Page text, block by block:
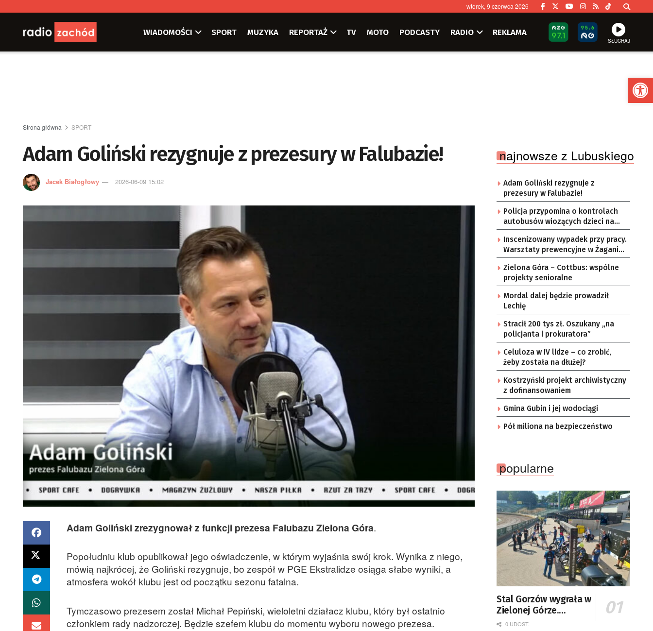
wtorek, 9 czerwca 2026
WIADOMOŚCI SPORT MUZYKA REPORTAŻ TV MOTO PODCASTY RADIO REKLAMA
SŁUCHAJ
Strona główna SPORT
Adam Goliński rezygnuje z prezesury w Falubazie!
Jacek Białogłowy 2026-06-09 15:02
Adam Goliński zrezygnował z funkcji prezesa Falubazu Zielona Góra.
Popołudniu klub opublikował jego oświadczenie, w którym wyjaśnia swój krok. Wynika z niego,
mówią najkrócej, że Goliński rezygnuje, bo zespół w PGE Ekstralidze osiąga słabe wyniki, a
atmosfera wokół klubu jest od początku sezonu fatalna.
Tymczasowo prezesem został Michał Pepiński, wieloletni działacz klubu, który był ostatnio
członkiem rady nadzorczej. Będzie szefem klubu do momentu wyboru nowego prezesa.
najnowsze z Lubuskiego
Adam Goliński rezygnuje z
prezesury w Falubazie!
Policja przypomina o kontrolach
autobusów wiozących dzieci na
kolonie
Inscenizowany wypadek przy pracy.
Warsztaty prewencyjne w Żaganiu
[ZDJĘCIA]
Zielona Góra – Cottbus: wspólne
projekty senioralne
Mordal dalej będzie prowadził
Lechię
Stracił 200 tys zł. Oszukany „na
policjanta i prokuratora”
Celuloza w IV lidze – co zrobić,
żeby została na dłużej?
Kostrzyński projekt archiwistyczny
z dofinansowaniem
Gmina Gubin i jej wodociągi
Pół miliona na bezpieczeństwo
popularne
Stal Gorzów wygrała w
Zielonej Górze.
Falubaz także na
0 UDOST.